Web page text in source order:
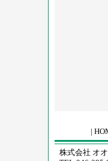
|
株式会社 オ